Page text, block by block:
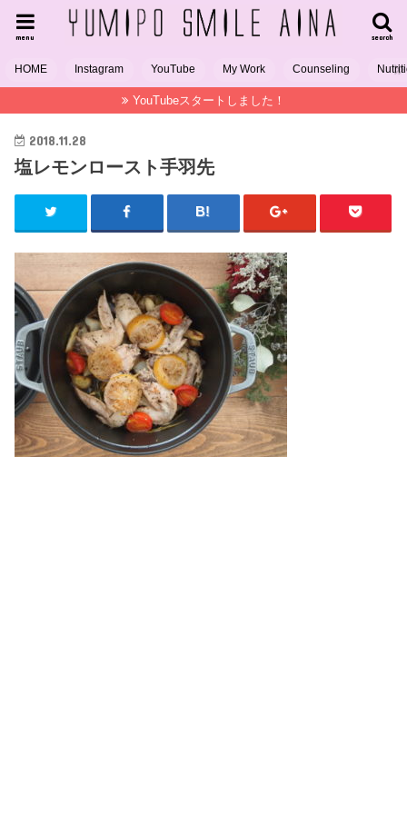
search
menu
HOME Instagram YouTube My Work Counseling
YouTubeスタートしました！
2018.11.28
塩レモンロースト手羽先